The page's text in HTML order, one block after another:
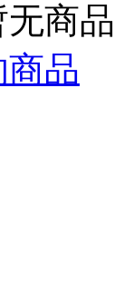
商
品